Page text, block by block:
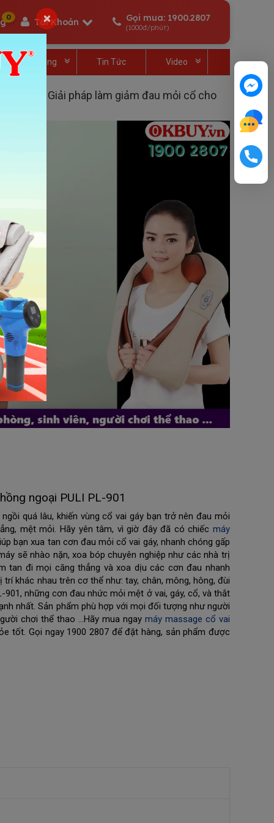
0 Tài Khoản Gọi mua: 1900.2807
(1000đ/phút)
Quà Tặng Tin Tức Video
901 - Giải pháp làm giảm đau mỏi cổ cho
ngoại PULI PL-901
quá lâu, khiến vùng cổ vai gáy bạn trở nên đau mỏi
mệt mỏi. Hãy yên tâm, vì giờ đây đã có chiếc máy
bạn xua tan cơn đau mỏi cổ vai gáy, nhanh chóng gấp
sẽ nhào nặn, xoa bóp chuyên nghiệp như các nhà trị
tan đi mọi căng thẳng và xoa dịu các cơn đau nhanh
khác nhau trên cơ thể như: tay, chân, mông, hông, đùi
những cơn đau nhức mỏi mệt ở vai, gáy, cổ, và thắt
nhất. Sản phẩm phù hợp với mọi đối tượng như người
chơi thể thao …Hãy mua ngay máy massage cổ vai
tốt. Gọi ngay 1900 2807 để đặt hàng, sản phẩm được
×